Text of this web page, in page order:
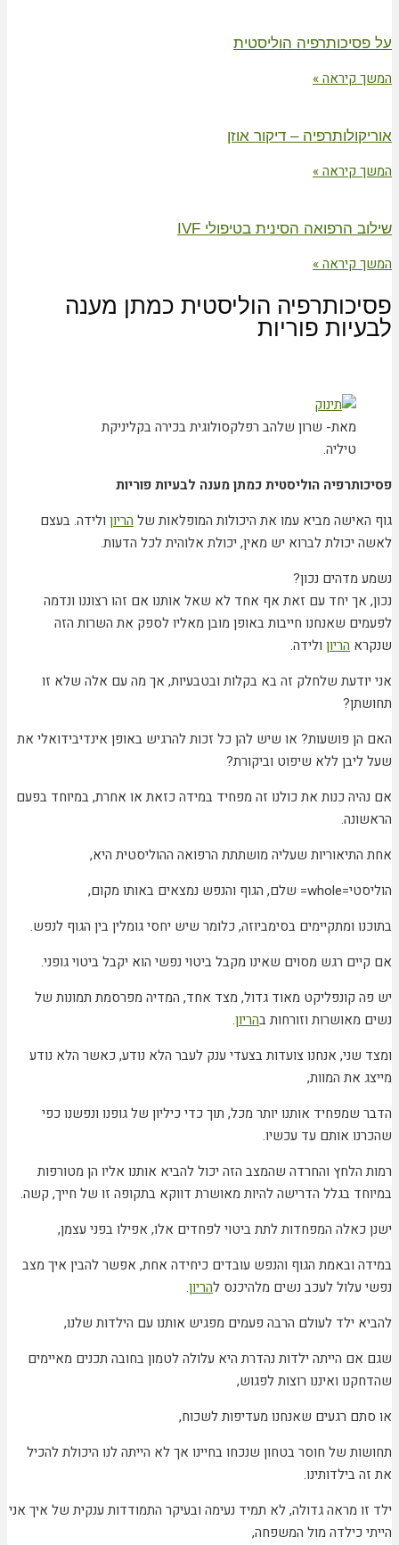
על פסיכותרפיה הוליסטית
המשך קיראה »
אוריקולותרפיה – דיקור אוזן
המשך קיראה »
שילוב הרפואה הסינית בטיפולי IVF
המשך קיראה »
פסיכותרפיה הוליסטית כמתן מענה
לבעיות פוריות
מאת- שרון שלהב רפלקסולוגית בכירה בקליניקת
טיליה.
פסיכותרפיה הוליסטית כמתן מענה לבעיות פוריות
גוף האישה מביא עמו את היכולות המופלאות של הריון ולידה. בעצם
לאשה יכולת לברוא יש מאין, יכולת אלוהית לכל הדעות.
נשמע מדהים נכון?
נכון, אך יחד עם זאת אף אחד לא שאל אותנו אם זהו רצוננו ונדמה
לפעמים שאנחנו חייבות באופן מובן מאליו לספק את השרות הזה
שנקרא הריון ולידה.
אני יודעת שלחלק זה בא בקלות ובטבעיות, אך מה עם אלה שלא זו
תחושתן?
האם הן פושעות? או שיש להן כל זכות להרגיש באופן אינדיבידואלי את
שעל ליבן ללא שיפוט וביקורת?
אם נהיה כנות את כולנו זה מפחיד במידה כזאת או אחרת, במיוחד בפעם
הראשונה.
אחת התיאוריות שעליה מושתתת הרפואה ההוליסטית היא,
הוליסטי=whole= שלם, הגוף והנפש נמצאים באותו מקום,
בתוכנו ומתקיימים בסימביוזה, כלומר שיש יחסי גומלין בין הגוף לנפש.
אם קיים רגש מסוים שאינו מקבל ביטוי נפשי הוא יקבל ביטוי גופני.
יש פה קונפליקט מאוד גדול, מצד אחד, המדיה מפרסמת תמונות של
נשים מאושרות וזורחות בהריון.
ומצד שני, אנחנו צועדות בצעדי ענק לעבר הלא נודע, כאשר הלא נודע
מייצג את המוות,
הדבר שמפחיד אותנו יותר מכל, תוך כדי כיליון של גופנו ונפשנו כפי
שהכרנו אותם עד עכשיו.
רמות הלחץ והחרדה שהמצב הזה יכול להביא אותנו אליו הן מטורפות
במיוחד בגלל הדרישה להיות מאושרת דווקא בתקופה זו של חייך, קשה.
ישנן כאלה המפחדות לתת ביטוי לפחדים אלו, אפילו בפני עצמן,
במידה ובאמת הגוף והנפש עובדים כיחידה אחת, אפשר להבין איך מצב
נפשי עלול לעכב נשים מלהיכנס להריון.
להביא ילד לעולם הרבה פעמים מפגיש אותנו עם הילדות שלנו,
שגם אם הייתה ילדות נהדרת היא עלולה לטמון בחובה תכנים מאיימים
שהדחקנו ואיננו רוצות לפגוש,
או סתם רגעים שאנחנו מעדיפות לשכוח,
תחושות של חוסר בטחון שנכחו בחיינו אך לא הייתה לנו היכולת להכיל
את זה בילדותינו.
ילד זו מראה גדולה, לא תמיד נעימה ובעיקר התמודדות ענקית של איך אני
הייתי כילדה מול המשפחה,